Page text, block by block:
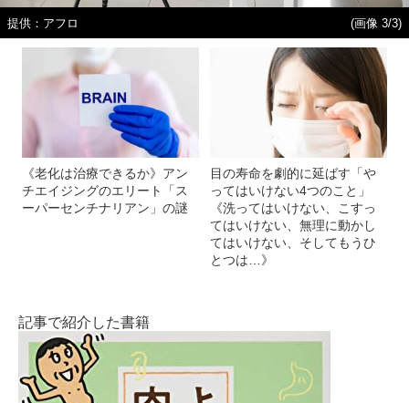
提供：アフロ (画像 3/3)
《老化は治療できるか》アン
チエイジングのエリート「ス
ーパーセンチナリアン」の謎
目の寿命を劇的に延ばす「や
ってはいけない4つのこと」
《洗ってはいけない、こすっ
てはいけない、無理に動かし
てはいけない、そしてもうひ
とつは…》
記事で紹介した書籍